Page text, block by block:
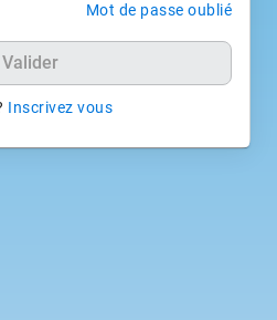
Mot de passe oublié
Valider
Inscrivez vous